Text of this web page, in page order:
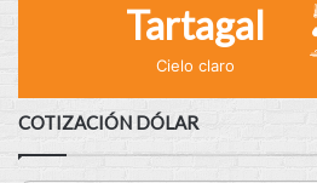
Tartagal
Cielo claro
COTIZACIÓN DÓLAR